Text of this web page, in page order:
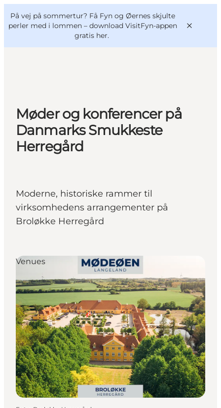
På vej på sommertur? Få Fyn og Øernes skjulte
perler med i lommen – download VisitFyn-appen
gratis her.
Oplevelser
Outdoor
Mad og drikke
Overnatning
VisitFyn
Deutsch
Møder og konferencer på
Danmarks Smukkeste
Herregård
Moderne, historiske rammer til
virksomhedens arrangementer på
Broløkke Herregård
Venues